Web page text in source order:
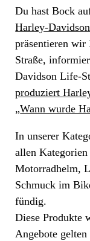
Du hast Bock
Harley-Davidson
präsentieren
Straße,
Davidson Life-
produziert
„Wann wurde
In unserer
allen
Motorradhelm,
Schmuck im
fündig.
Diese Produkte
Angebote